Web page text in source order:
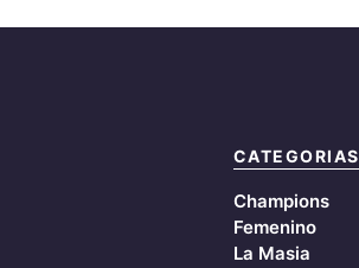
CATEGORIAS
Champions
Femenino
La Masia